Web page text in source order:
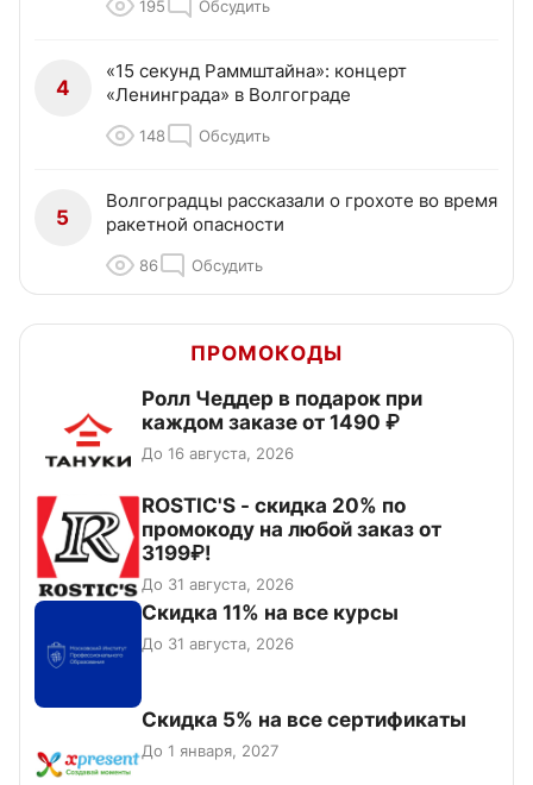
195 Обсудить
4
«15 секунд Раммштайна»: концерт
«Ленинграда» в Волгограде
148 Обсудить
5
Волгоградцы рассказали о грохоте во время
ракетной опасности
86 Обсудить
ПРОМОКОДЫ
Ролл Чеддер в подарок при
каждом заказе от 1490 ₽
До 16 августа, 2026
ROSTIC'S - скидка 20% по
промокоду на любой заказ от
3199₽!
До 31 августа, 2026
Скидка 11% на все курсы
До 31 августа, 2026
Скидка 5% на все сертификаты
До 1 января, 2027